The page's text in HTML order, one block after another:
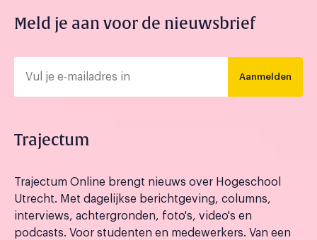
Meld je aan voor de nieuwsbrief
Aanmelden
Trajectum
Trajectum Online brengt nieuws over Hogeschool
Utrecht. Met dagelijkse berichtgeving, columns,
interviews, achtergronden, foto's, video's en
podcasts. Voor studenten en medewerkers. Van een